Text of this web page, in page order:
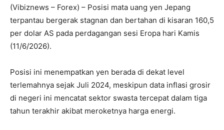
(Vibiznews – Forex) – Posisi mata uang yen Jepang
terpantau bergerak stagnan dan bertahan di kisaran 160,5
per dolar AS pada perdagangan sesi Eropa hari Kamis
(11/6/2026).
Posisi ini menempatkan yen berada di dekat level
terlemahnya sejak Juli 2024, meskipun data inflasi grosir
di negeri ini mencatat sektor swasta tercepat dalam tiga
tahun terakhir akibat meroketnya harga energi.